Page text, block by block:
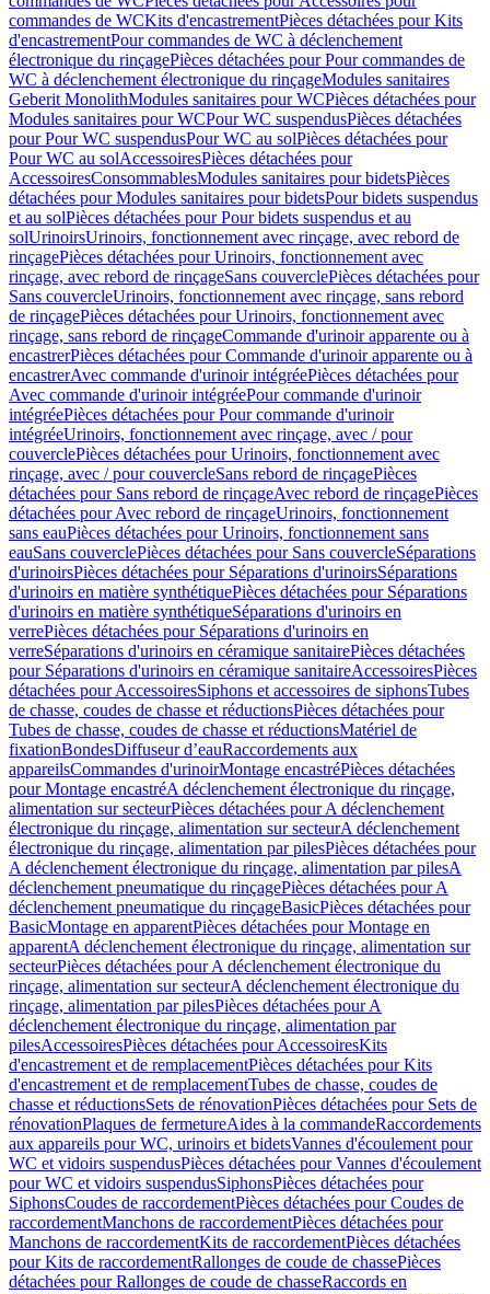
commandes de WCKits d'encastrementPièces détachées pour Kits
d'encastrementPour commandes de WC à déclenchement
électronique du rinçagePièces détachées pour Pour commandes de
WC à déclenchement électronique du rinçageModules sanitaires
Geberit MonolithModules sanitaires pour WCPièces détachées pour
Modules sanitaires pour WCPour WC suspendusPièces détachées
pour Pour WC suspendusPour WC au solPièces détachées pour
Pour WC au solAccessoiresPièces détachées pour
AccessoiresConsommablesModules sanitaires pour bidetsPièces
détachées pour Modules sanitaires pour bidetsPour bidets suspendus
et au solPièces détachées pour Pour bidets suspendus et au
solUrinoirsUrinoirs, fonctionnement avec rinçage, avec rebord de
rinçagePièces détachées pour Urinoirs, fonctionnement avec
rinçage, avec rebord de rinçageSans couverclePièces détachées pour
Sans couvercleUrinoirs, fonctionnement avec rinçage, sans rebord
de rinçagePièces détachées pour Urinoirs, fonctionnement avec
rinçage, sans rebord de rinçageCommande d'urinoir apparente ou à
encastrerPièces détachées pour Commande d'urinoir apparente ou à
encastrerAvec commande d'urinoir intégréePièces détachées pour
Avec commande d'urinoir intégréePour commande d'urinoir
intégréePièces détachées pour Pour commande d'urinoir
intégréeUrinoirs, fonctionnement avec rinçage, avec / pour
couverclePièces détachées pour Urinoirs, fonctionnement avec
rinçage, avec / pour couvercleSans rebord de rinçagePièces
détachées pour Sans rebord de rinçageAvec rebord de rinçagePièces
détachées pour Avec rebord de rinçageUrinoirs, fonctionnement
sans eauPièces détachées pour Urinoirs, fonctionnement sans
eauSans couverclePièces détachées pour Sans couvercleSéparations
d'urinoirsPièces détachées pour Séparations d'urinoirsSéparations
d'urinoirs en matière synthétiquePièces détachées pour Séparations
d'urinoirs en matière synthétiqueSéparations d'urinoirs en
verrePièces détachées pour Séparations d'urinoirs en
verreSéparations d'urinoirs en céramique sanitairePièces détachées
pour Séparations d'urinoirs en céramique sanitaireAccessoiresPièces
détachées pour AccessoiresSiphons et accessoires de siphonsTubes
de chasse, coudes de chasse et réductionsPièces détachées pour
Tubes de chasse, coudes de chasse et réductionsMatériel de
fixationBondesDiffuseur d’eauRaccordements aux
appareilsCommandes d'urinoirMontage encastréPièces détachées
pour Montage encastréA déclenchement électronique du rinçage,
alimentation sur secteurPièces détachées pour A déclenchement
électronique du rinçage, alimentation sur secteurA déclenchement
électronique du rinçage, alimentation par pilesPièces détachées pour
A déclenchement électronique du rinçage, alimentation par pilesA
déclenchement pneumatique du rinçagePièces détachées pour A
déclenchement pneumatique du rinçageBasicPièces détachées pour
BasicMontage en apparentPièces détachées pour Montage en
apparentA déclenchement électronique du rinçage, alimentation sur
secteurPièces détachées pour A déclenchement électronique du
rinçage, alimentation sur secteurA déclenchement électronique du
rinçage, alimentation par pilesPièces détachées pour A
déclenchement électronique du rinçage, alimentation par
pilesAccessoiresPièces détachées pour AccessoiresKits
d'encastrement et de remplacementPièces détachées pour Kits
d'encastrement et de remplacementTubes de chasse, coudes de
chasse et réductionsSets de rénovationPièces détachées pour Sets de
rénovationPlaques de fermetureAides à la commandeRaccordements
aux appareils pour WC, urinoirs et bidetsVannes d'écoulement pour
WC et vidoirs suspendusPièces détachées pour Vannes d'écoulement
pour WC et vidoirs suspendusSiphonsPièces détachées pour
SiphonsCoudes de raccordementPièces détachées pour Coudes de
raccordementManchons de raccordementPièces détachées pour
Manchons de raccordementKits de raccordementPièces détachées
pour Kits de raccordementRallonges de coude de chassePièces
détachées pour Rallonges de coude de chasseRaccords en